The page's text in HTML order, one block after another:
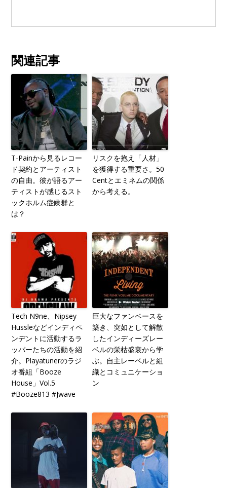
関連記事
T-Painから見るレコー
ド契約とアーティスト
の自由。彼が語るアー
ティストが感じるスト
ックホルム症候群と
は？
リスクを抱え「人材」
を獲得する重要さ。50
Centとエミネムの関係
から考える。
Tech N9ne、Nipsey
Hussleなどインディペ
ンデントに活動するラ
ッパーたちの活動を紹
介。Playatunerのラジ
オ番組「Booze
House」Vol.5
#Booze813 #Jwave
巨大なファンベースを
築き、突如として解散
したインディーズレー
ベルの栄枯盛衰から学
ぶ。自主レーベルと組
織とコミュニケーショ
ン